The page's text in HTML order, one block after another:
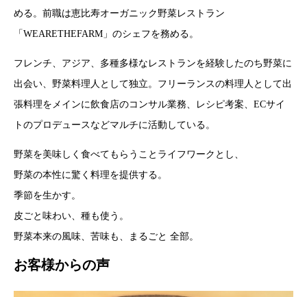
める。前職は恵比寿オーガニック野菜レストラン
「WEARETHEFARM」のシェフを務める。
フレンチ、アジア、多種多様なレストランを経験したのち野菜に
出会い、野菜料理人として独立。フリーランスの料理人として出
張料理をメインに飲食店のコンサル業務、レシピ考案、ECサイ
トのプロデュースなどマルチに活動している。
野菜を美味しく食べてもらうことライフワークとし、
野菜の本性に驚く料理を提供する。
季節を生かす。
皮ごと味わい、種も使う。
野菜本来の風味、苦味も、まるごと 全部。
お客様からの声